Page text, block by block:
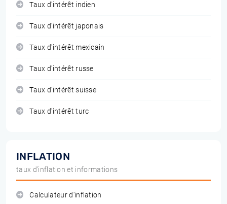
Taux d'intérêt indien
Taux d'intérêt japonais
Taux d'intérêt mexicain
Taux d'intérêt russe
Taux d'intérêt suisse
Taux d'intérêt turc
INFLATION
taux d'inflation et informations
Calculateur d'inflation